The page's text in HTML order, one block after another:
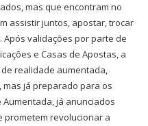
mas que encontram no
assistir juntos, apostar, trocar
validações por parte de
e Casas de Apostas, a
realidade aumentada,
já preparado para os
Aumentada, já anunciados
prometem revolucionar a